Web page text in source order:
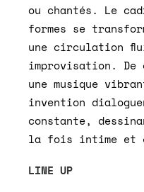
ou chantés. Le
formes se
une circulation
improvisation.
une musique
invention
constante,
la fois intime et
LINE UP